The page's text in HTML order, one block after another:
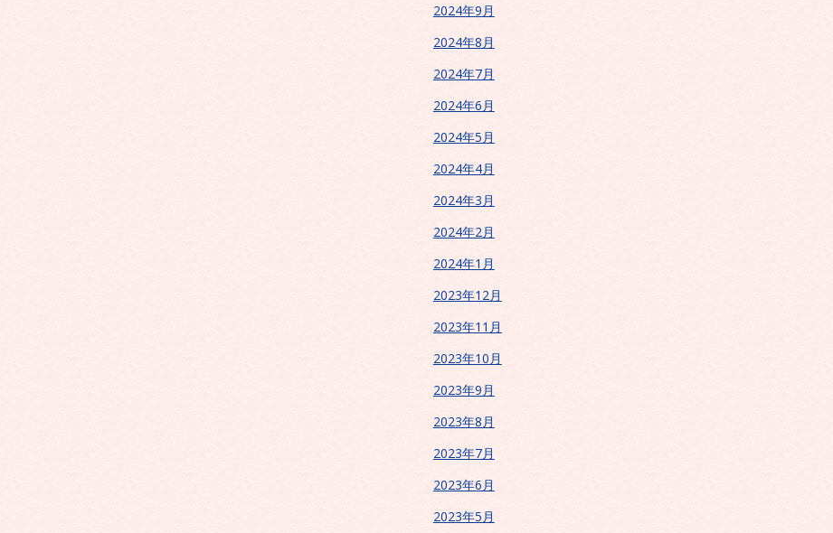
2024年9月
2024年8月
2024年7月
2024年6月
2024年5月
2024年4月
2024年3月
2024年2月
2024年1月
2023年12月
2023年11月
2023年10月
2023年9月
2023年8月
2023年7月
2023年6月
2023年5月